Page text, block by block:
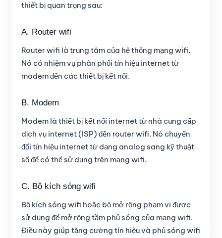
thiết bị quan trọng sau:
A. Router wifi
Router wifi là trung tâm của hệ thống mạng wifi.
Nó có nhiệm vụ phân phối tín hiệu internet từ
modem đến các thiết bị kết nối.
B. Modem
Modem là thiết bị kết nối internet từ nhà cung cấp
dịch vụ internet (ISP) đến router wifi. Nó chuyển
đổi tín hiệu internet từ dạng analog sang kỹ thuật
số để có thể sử dụng trên mạng wifi.
C. Bộ kích sóng wifi
Bộ kích sóng wifi hoặc bộ mở rộng phạm vi được
sử dụng để mở rộng tầm phủ sóng của mạng wifi.
Điều này giúp tăng cường tín hiệu và phủ sóng wifi